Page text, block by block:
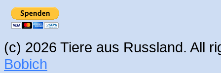
(c) 2026 Tiere aus Russland. All
Bobich